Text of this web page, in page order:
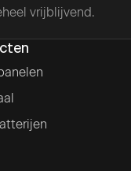
vrijblijvend.